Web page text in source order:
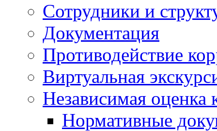
Сотрудники и
Документация
Противодействие
Виртуальная
Независимая оценка
Нормативные